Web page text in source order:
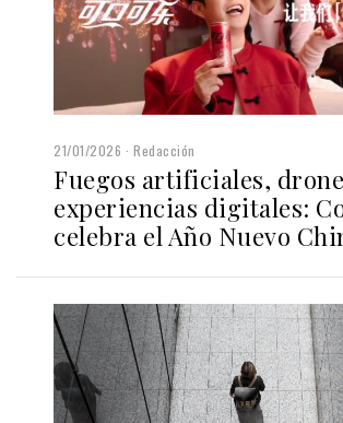
21/01/2026 Redacción
Fuegos artificiales,
experiencias digitales:
celebra el Año Nuevo